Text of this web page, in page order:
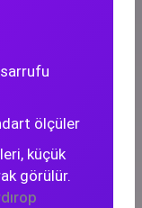
ölçüler
küçük
görülür.